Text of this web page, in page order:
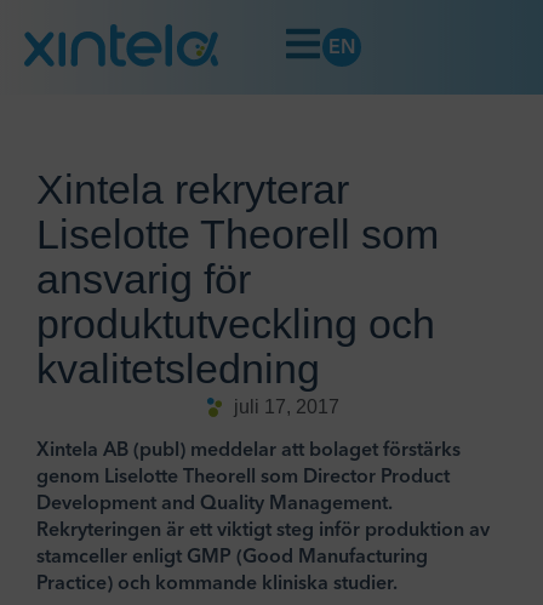
EN
Xintela rekryterar
Liselotte Theorell som
ansvarig för
produktutveckling och
kvalitetsledning
juli 17, 2017
Xintela AB (publ) meddelar att bolaget förstärks
genom Liselotte Theorell som Director Product
Development and Quality Management.
Rekryteringen är ett viktigt steg inför produktion av
stamceller enligt GMP (Good Manufacturing
Practice) och kommande kliniska studier.